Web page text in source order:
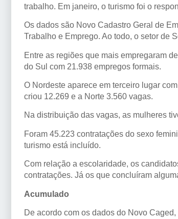
trabalho. Em janeiro, o turismo foi o
Os dados são Novo Cadastro Geral de
Trabalho e Emprego. Ao todo, o setor de
Entre as regiões que mais empregaram
do Sul com 21.938 empregos formais.
O Nordeste aparece em terceiro lugar
criou 12.269 e a Norte 3.560 vagas.
Na distribuição das vagas, as mulheres
Foram 45.223 contratações do sexo
turismo está incluído.
Com relação a escolaridade, os
contratações. Já os que concluíram
Acumulado
De acordo com os dados do Novo